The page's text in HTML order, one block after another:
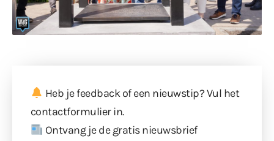
Heb je feedback of een nieuwstip? Vul het
contactformulierin.
Ontvang je de gratis nieuwsbrief